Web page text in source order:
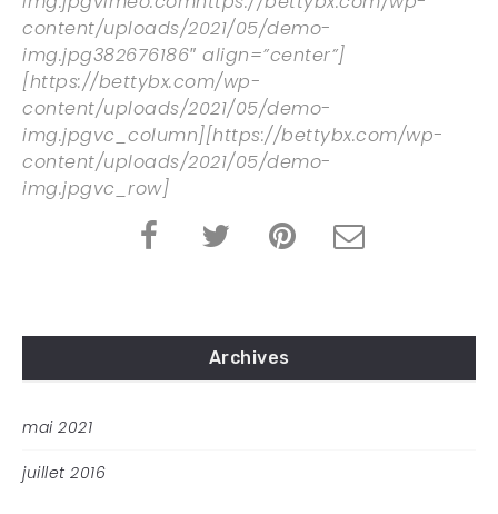
content/uploads/2021/05/demo-
img.jpg382676186″ align=”center”]
[https://bettybx.com/wp-
content/uploads/2021/05/demo-
img.jpgvc_column][https://bettybx.com/wp-
content/uploads/2021/05/demo-
img.jpgvc_row]
Archives
mai 2021
juillet 2016